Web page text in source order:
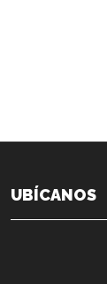
UBÍCANOS